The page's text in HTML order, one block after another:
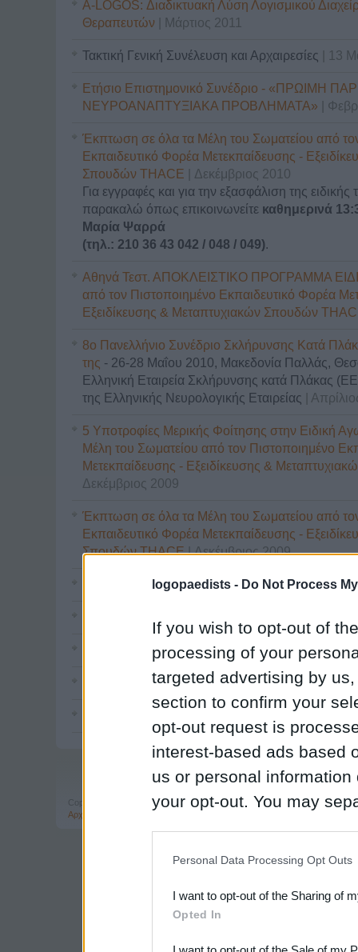
logopaedists - Do Not Process
If you wish to opt-out of
processing of your
targeted advertising by
section to confirm your
opt-out request is
interest-based ads based
us or personal
your opt-out. You may
Downstream Participants
third parties.
Personal Data Processing Opt Outs
I want to opt-out of the Sharing of
Opted In
Α-LOGOS: Διαδικτυακή Λύση Λογισμικού
Θεραπευτών
| Μάρτιος 2011
Τακτική Γενική Συνέλευση και Αρχαιρεσίες | 13
Ετήσιο Επιστημονικό Συνέδριο - «ΠΡΩΙΜΗ
ΝΕΥΡΟΑΝΑΠΤΥΞΙΑΚΑ ΠΡΟΒΛΗΜΑΤΑ»
|
Έκπτωση σε όλα τα Μέλη του Σωματείου από
Εκπαιδευτικό Φορέα Μετεκπαίδευσης -
Σπουδών THACE
| Δεκέμβριος 2010
Για εγγραφές και για την εξασφάλιση της
παρακαλώ όπως επικοινωνείτε καθημερινά
Μαρία Ψαρρά
(τηλ.: 210 36 43 042 / 048 / 049).
Αθηνά Τεστ. ΑΠΟΚΛΕΙΣΤΙΚΟ ΠΡΟΓΡΑΜΜΑ
από τον Πιστοποιημένο Εκπαιδευτικό Φορέα
Εξειδίκευσης & Μεταπτυχιακών Σπουδών
8ο Πανελλήνιο Συνέδριο Σκλήρυνσης Κατά
της - 26-28 Μαΐου 2010, Μακεδονία Παλλάς,
Ελληνική Εταιρεία Σκλήρυνσης κατά Πλάκας
της Ελληνικής Νευρολογικής Εταιρείας
|
5 Υποτροφίες Μερικής Φοίτησης στην Ειδική
Μέλη του Σωματείου από τον Πιστοποιημένο
Μετεκπαίδευσης - Εξειδίκευσης &
Δεκέμβριος 2009
Έκπτωση σε όλα τα Μέλη του Σωματείου από
Εκπαιδευτικό Φορέα Μετεκπαίδευσης -
Σπουδών THACE | Δεκέμβριος 2009
Ημερίδα μόνο για τα Μέλη του Σωματείου|
Τακτική Γενική Συνέλευση και Αρχαιρεσίες| 15
Εκτακτη γενική συνέλευση| 11 Νοεμβρίου 2007
Πρώτη τακτική γενική συνελευση και
Copyright © Σ.Λ.Λ.Ε. 2008-2026
Αρχική Σελίδα